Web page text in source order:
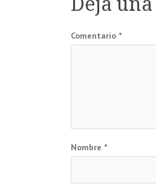
Comentario *
Nombre *